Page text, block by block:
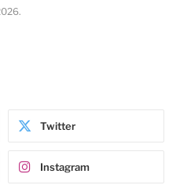
Twitter
Instagram